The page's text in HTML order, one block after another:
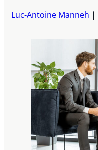
Luc-Antoine Manneh